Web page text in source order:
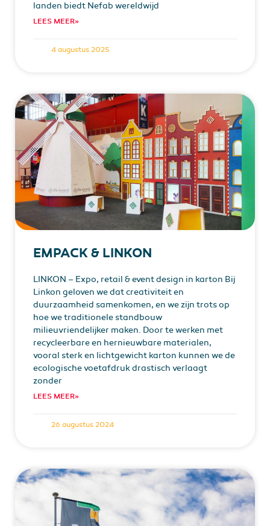
landen biedt Nefab wereldwijd
LEES MEER»
4 augustus 2025
EMPACK & LINKON
LINKON – Expo, retail & event design in karton Bij
Linkon geloven we dat creativiteit en
duurzaamheid samenkomen, en we zijn trots op
hoe we traditionele standbouw
milieuvriendelijker maken. Door te werken met
recycleerbare en hernieuwbare materialen,
vooral sterk en lichtgewicht karton kunnen we de
ecologische voetafdruk drastisch verlaagt
zonder
LEES MEER»
26 augustus 2024